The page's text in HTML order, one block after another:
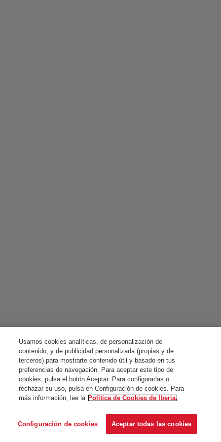
Usamos cookies analíticas, de personalización de
contenido, y de publicidad personalizada (propias y de
terceros) para mostrarte contenido útil y basado en tus
preferencias de navegación. Para aceptar este tipo de
cookies, pulsa el botón Aceptar. Para configurarlas o
rechazar su uso, pulsa en Configuración de cookies. Para
más información, lee la Política de Cookies de Iberia.
Configuración de cookies Aceptar todas las cookies